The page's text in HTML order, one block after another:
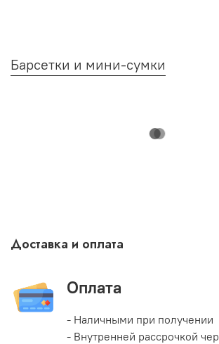
Барсетки и мини-сумки
Доставка и оплата
Оплата
- Наличными при получении
- Внутренней рассрочкой